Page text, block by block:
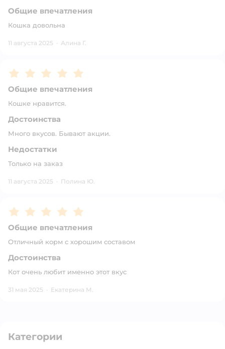
Общие впечатления
Кошка довольна
11 августа 2025 · Алина Г.
Рейтинг:5
Общие впечатления
Кошке нравится.
Достоинства
Много вкусов. Бывают акции.
Недостатки
Только на заказ
11 августа 2025 · Полина Ю.
Рейтинг:5
Общие впечатления
Отличный корм с хорошим составом
Достоинства
Кот очень любит именно этот вкус
31 мая 2025 · Екатерина М.
Категории